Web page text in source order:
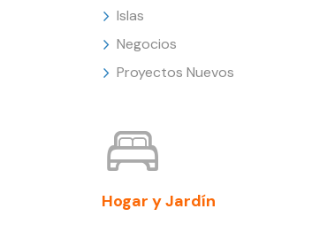
Islas
Negocios
Proyectos Nuevos
Hogar y Jardín